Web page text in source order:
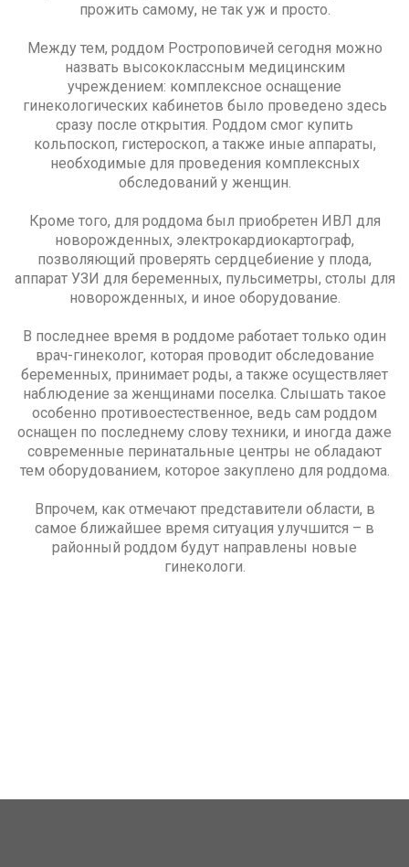
прожить самому, не так уж и просто.
Между тем, роддом Ростроповичей сегодня можно
назвать высококлассным медицинским
учреждением: комплексное оснащение
гинекологических кабинетов было проведено здесь
сразу после открытия. Роддом смог купить
кольпоскоп, гистероскоп, а также иные аппараты,
необходимые для проведения комплексных
обследований у женщин.
Кроме того, для роддома был приобретен ИВЛ для
новорожденных, электрокардиокартограф,
позволяющий проверять сердцебиение у плода,
аппарат УЗИ для беременных, пульсиметры, столы для
новорожденных, и иное оборудование.
В последнее время в роддоме работает только один
врач-гинеколог, которая проводит обследование
беременных, принимает роды, а также осуществляет
наблюдение за женщинами поселка. Слышать такое
особенно противоестественное, ведь сам роддом
оснащен по последнему слову техники, и иногда даже
современные перинатальные центры не обладают
тем оборудованием, которое закуплено для роддома.
Впрочем, как отмечают представители области, в
самое ближайшее время ситуация улучшится – в
районный роддом будут направлены новые
гинекологи.